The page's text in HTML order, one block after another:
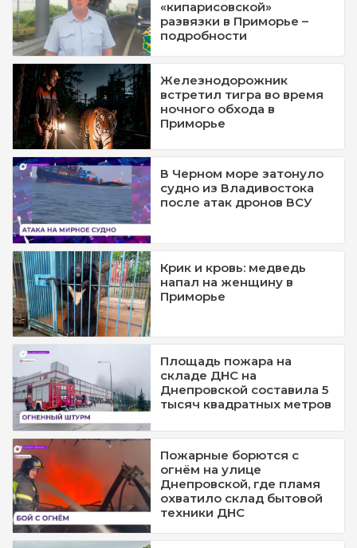
«кипарисовской»
развязки в Приморье –
подробности
Железнодорожник
встретил тигра во время
ночного обхода в
Приморье
В Черном море затонуло
судно из Владивостока
после атак дронов ВСУ
Крик и кровь: медведь
напал на женщину в
Приморье
Площадь пожара на
складе ДНС на
Днепровской составила 5
тысяч квадратных метров
Пожарные борются с
огнём на улице
Днепровской, где пламя
охватило склад бытовой
техники ДНС